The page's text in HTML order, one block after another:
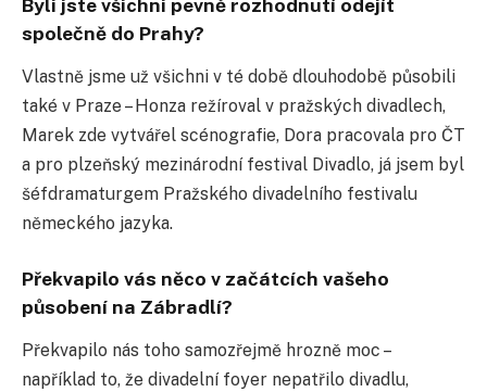
Byli jste všichni pevně rozhodnutí odejít
společně do Prahy?
Vlastně jsme už všichni v té době dlouhodobě působili
také v Praze – Honza režíroval v pražských divadlech,
Marek zde vytvářel scénografie, Dora pracovala pro ČT
a pro plzeňský mezinárodní festival Divadlo, já jsem byl
šéfdramaturgem Pražského divadelního festivalu
německého jazyka.
Překvapilo vás něco v začátcích vašeho
působení na Zábradlí?
Překvapilo nás toho samozřejmě hrozně moc –
například to, že divadelní foyer nepatřilo divadlu,